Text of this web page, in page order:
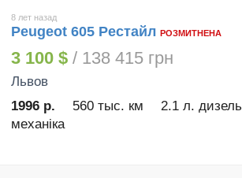
8 лет назад
Peugeot 605 Рестайл РОЗМИТНЕНА
3 100 $ / 138 415 грн
Львов
1996 р.
560 тыс. км 2.1 л. дизель
механіка